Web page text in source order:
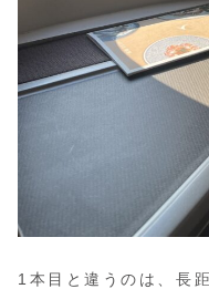
1本目と違うのは、長